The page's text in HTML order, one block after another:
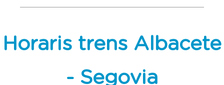
Horaris trens Albacete
- Segovia